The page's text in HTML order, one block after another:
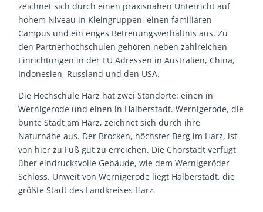
zeichnet sich durch einen praxisnahen Unterricht auf
hohem Niveau in Kleingruppen, einen familiären
Campus und ein enges Betreuungsverhältnis aus. Zu
den Partnerhochschulen gehören neben zahlreichen
Einrichtungen in der EU Adressen in Australien, China,
Indonesien, Russland und den USA.
Die Hochschule Harz hat zwei Standorte: einen in
Wernigerode und einen in Halberstadt. Wernigerode, die
bunte Stadt am Harz, zeichnet sich durch ihre
Naturnähe aus. Der Brocken, höchster Berg im Harz, ist
von hier zu Fuß gut zu erreichen. Die Chorstadt verfügt
über eindrucksvolle Gebäude, wie dem Wernigeröder
Schloss. Unweit von Wernigerode liegt Halberstadt, die
größte Stadt des Landkreises Harz.